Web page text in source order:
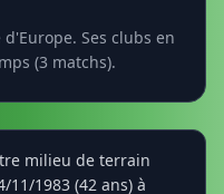
Ses clubs en
(3 matchs).
milieu de terrain
1983 (42 ans) à